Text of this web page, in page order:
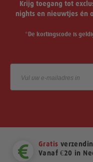
Krijg toegang tot
nights en nieuwtjes én
*De kortingscode is
Email
Gratis
Vanaf €20 in